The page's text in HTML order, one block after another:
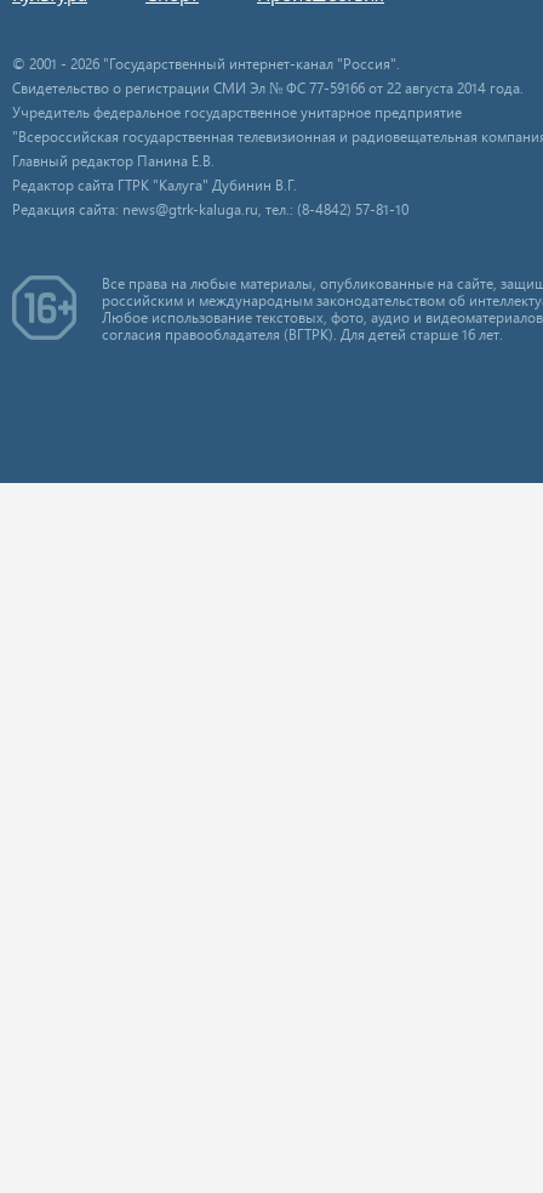
© 2001 - 2026 "Государственный интернет-канал "Россия".
Свидетельство о регистрации СМИ Эл № ФС 77-59166 от 22 августа 2014 года.
Учредитель федеральное государственное унитарное предприятие
"Всероссийская государственная телевизионная и радиовещательная
Главный редактор Панина Е.В.
Редактор сайта ГТРК "Калуга" Дубинин В.Г.
Редакция сайта: news@gtrk-kaluga.ru, тел.: (8-4842) 57-81-10
Все права на любые материалы, опубликованные на сайте,
российским и международным законодательством об
Любое использование текстовых, фото, аудио и
согласия правообладателя (ВГТРК). Для детей старше 16 лет.